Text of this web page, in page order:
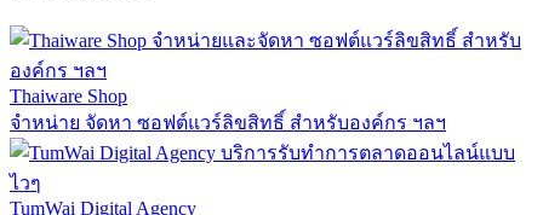
Thaiware Shop
จำหน่าย จัดหา ซอฟต์แวร์ลิขสิทธิ์ สำหรับองค์กร ฯลฯ
TumWai Digital Agency